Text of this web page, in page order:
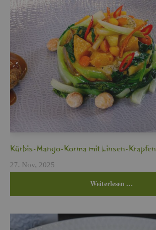
Kür­bis-Mango-Korma mit Lin­sen-Krap­fen
27. Nov, 2025
Wei­ter­le­sen …